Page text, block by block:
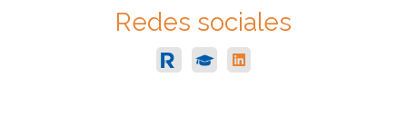
Redes sociales